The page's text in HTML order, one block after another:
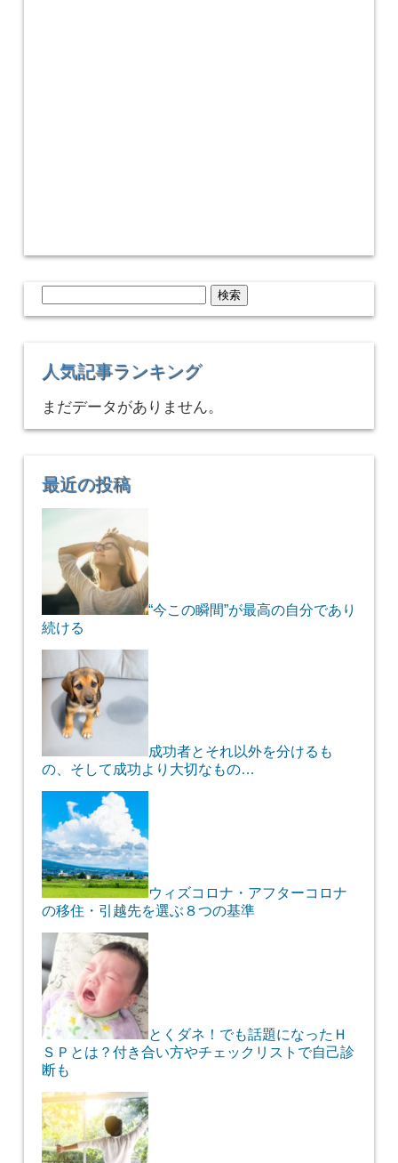
索:
人気記事ランキング
まだデータがありません。
最近の投稿
“今この瞬間”が最高の自分であり
続ける
成功者とそれ以外を分けるも
の、そして成功より大切なもの…
ウィズコロナ・アフターコロナ
の移住・引越先を選ぶ８つの基準
とくダネ！でも話題になったＨ
ＳＰとは？付き合い方やチェックリストで自己診
断も